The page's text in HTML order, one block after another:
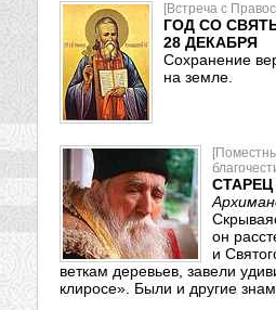
[Встреча с
ГОД СО
28 ДЕКАБРЯ
Сохранение
на земле.
он
и
веткам деревьев, завели
клиросе». Были и другие